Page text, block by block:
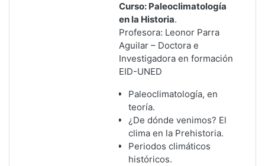
Curso: Paleoclimatología
en la Historia.
Profesora: Leonor Parra
Aguilar – Doctora e
Investigadora en formación
EID-UNED
Paleoclimatología, en
teoría.
¿De dónde venimos? El
clima en la Prehistoria.
Periodos climáticos
históricos.